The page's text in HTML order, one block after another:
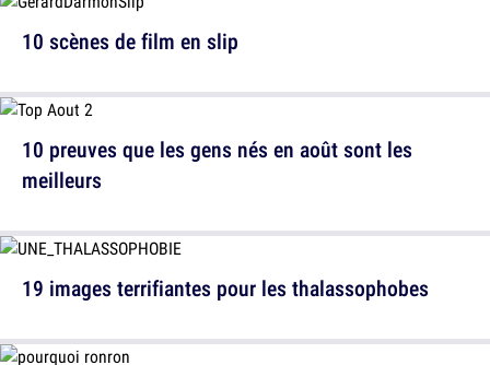
10 preuves que les gens nés en août sont les
meilleurs
10 scènes de film en slip
19 images terrifiantes pour les thalassophobes